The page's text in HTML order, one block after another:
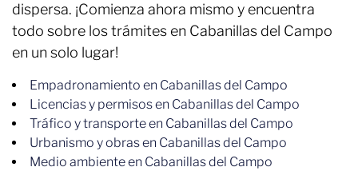
dispersa. ¡Comienza ahora mismo y encuentra
todo sobre los trámites en Cabanillas del Campo
en un solo lugar!
Empadronamiento en Cabanillas del Campo
Licencias y permisos en Cabanillas del Campo
Tráfico y transporte en Cabanillas del Campo
Urbanismo y obras en Cabanillas del Campo
Medio ambiente en Cabanillas del Campo